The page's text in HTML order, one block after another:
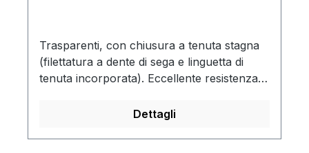
Trasparenti, con chiusura a tenuta stagna
(filettatura a dente di sega e linguetta di
tenuta incorporata). Eccellente resistenza
per lungo stoccaggio di ossidanti puri, acidi,
Dettagli